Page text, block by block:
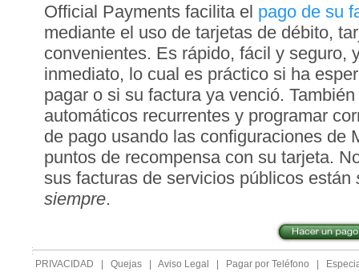
Official Payments facilita el pago de su
mediante el uso de tarjetas de débito,
convenientes. Es rápido, fácil y seguro,
inmediato, lo cual es práctico si ha
pagar o si su factura ya venció.
automáticos recurrentes y programar
de pago usando las configuraciones de
puntos de recompensa con su tarjeta.
sus facturas de servicios públicos están
siempre.
PRIVACIDAD Quejas Aviso Legal Pagar por Teléfono